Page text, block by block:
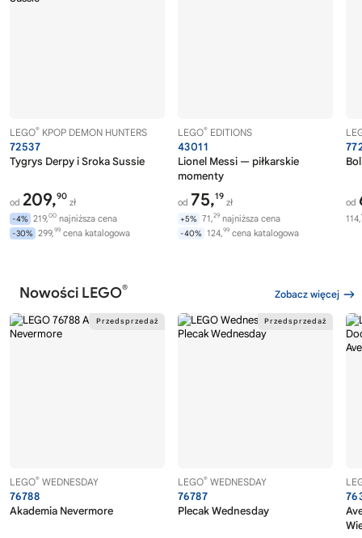
LEGO® KPOP DEMON HUNTERS
72537
Tygrys Derpy i Sroka Sussie
od 209,90
zł
-4% 219,00 najniższa cena
-30% 299,99 cena katalogowa
LEGO® EDITIONS
43011
Lionel Messi — piłkarskie
momenty
od 75,19
zł
+5% 71,29 najniższa cena
-40% 124,99 cena katalogowa
od
114,
Nowości LEGO® Zobacz więcej
LEGO® WEDNESDAY
76788
Akademia Nevermore
LEGO® WEDNESDAY
76787
Plecak Wednesday